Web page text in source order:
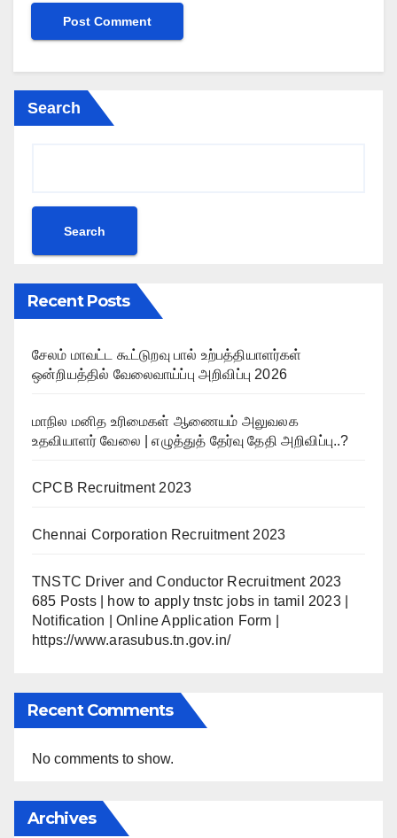
Search
Search
Recent Posts
சேலம் மாவட்ட கூட்டுறவு பால் உற்பத்தியாளர்கள்
ஒன்றியத்தில் வேலைவாய்ப்பு அறிவிப்பு 2026
மாநில மனித உரிமைகள் ஆணையம் அலுவலக
உதவியாளர் வேலை | எழுத்துத் தேர்வு தேதி அறிவிப்பு..?
CPCB Recruitment 2023
Chennai Corporation Recruitment 2023
TNSTC Driver and Conductor Recruitment 2023
685 Posts | how to apply tnstc jobs in tamil 2023 |
Notification | Online Application Form |
https://www.arasubus.tn.gov.in/
Recent Comments
No comments to show.
Archives